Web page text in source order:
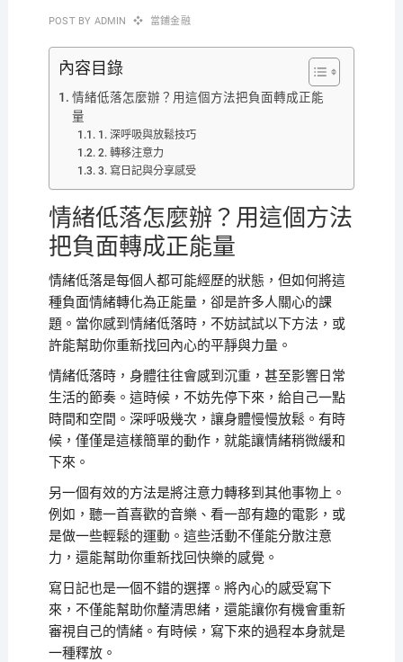
POST BY ADMIN 當鋪金融
內容目錄
情緒低落怎麼辦？用這個方法把負面轉成正能
量
1. 深呼吸與放鬆技巧
2. 轉移注意力
3. 寫日記與分享感受
情緒低落怎麼辦？用這個方法
把負面轉成正能量
情緒低落是每個人都可能經歷的狀態，但如何將這
種負面情緒轉化為正能量，卻是許多人關心的課
題。當你感到情緒低落時，不妨試試以下方法，或
許能幫助你重新找回內心的平靜與力量。
情緒低落時，身體往往會感到沉重，甚至影響日常
生活的節奏。這時候，不妨先停下來，給自己一點
時間和空間。深呼吸幾次，讓身體慢慢放鬆。有時
候，僅僅是這樣簡單的動作，就能讓情緒稍微緩和
下來。
另一個有效的方法是將注意力轉移到其他事物上。
例如，聽一首喜歡的音樂、看一部有趣的電影，或
是做一些輕鬆的運動。這些活動不僅能分散注意
力，還能幫助你重新找回快樂的感覺。
寫日記也是一個不錯的選擇。將內心的感受寫下
來，不僅能幫助你釐清思緒，還能讓你有機會重新
審視自己的情緒。有時候，寫下來的過程本身就是
一種釋放。